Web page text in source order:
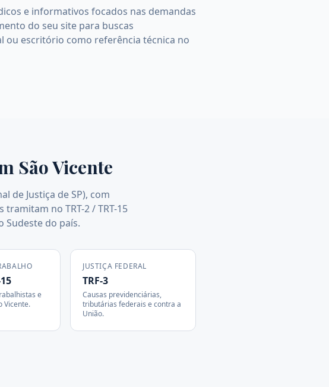
e informativos focados nas demandas
do seu site para buscas
ou escritório como referência técnica no
São Vicente
de Justiça de SP), com
no TRT-2 / TRT-15
Sudeste do país.
e
Vicente.
JUSTIÇA FEDERAL
TRF-3
Causas previdenciárias,
tributárias federais e contra a
União.